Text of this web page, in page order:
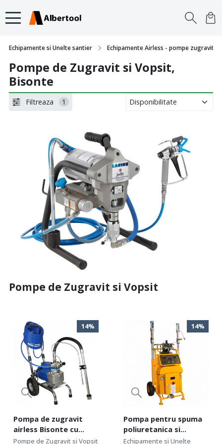
Echipamente si Unelte santier Echipamente Airless - pompe zugravit
Pompe de Zugravit si Vopsit,
Bisonte
Filtreaza 1
Pompe de Zugravit si Vopsit
14%
Pompa de zugravit
airless Bisonte cu
membrana PAZ-6860e
Pompe de Zugravit si Vopsit
14%
Pompa pentru spuma
poliuretanica si
poliuree Bisonte FA 60
Echipamente si Unelte